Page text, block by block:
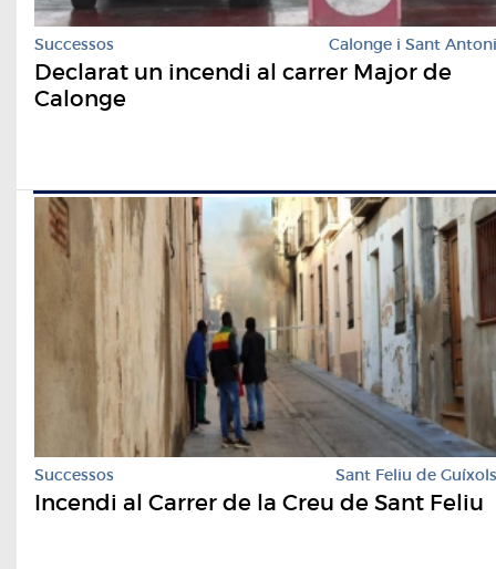
Successos Calonge i Sant Antoni
Declarat un incendi al carrer Major de
Calonge
Successos Sant Feliu de Guíxols
Incendi al Carrer de la Creu de Sant Feliu